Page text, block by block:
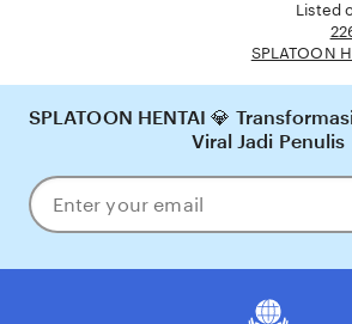
pecinta BOKEP online di Indonesia.Listed
SPLATOON
SPLATOON HENTAI 💎
Viral Jadi Penulis
Enter
your